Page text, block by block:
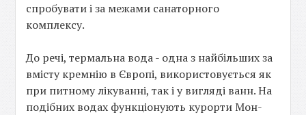
спробувати і за межами санаторного
комплексу.
До речі, термальна вода - одна з найбільших за
вмісту кремнію в Європі, використовується як
при питному лікуванні, так і у вигляді ванн. На
подібних водах функціонують курорти Мон-